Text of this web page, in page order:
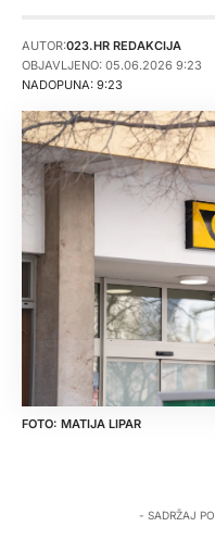
NADOPUNA: 9:23
AUTOR:023.HR REDAKCIJA
OBJAVLJENO: 05.06.2026 9:23
MATIJA LIPAR
- SADRŽAJ